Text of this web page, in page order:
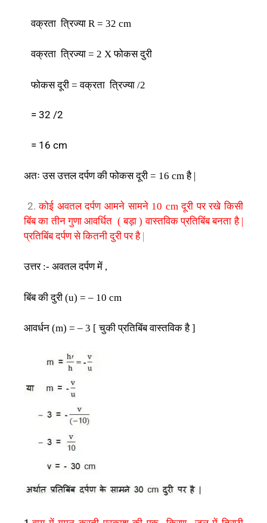
वक्रता त्रिज्या R = 32 cm
वक्रता त्रिज्या = 2 Xफोकसदुरी
फोकसदूरी =वक्रता त्रिज्या /2
= 32 /2
= 16 cm
अतः उसउत्तलदर्पणकीफोकसदूरी = 16 cmहै|
2.कोई अवतल दर्पण आमने सामने10 cmदूरी पर रखे किसी
बिंब का तीन गुणा आवर्धित (बड़ा )वास्तविक प्रतिबिंब बनता है|
प्रतिबिंब दर्पण से कितनी दुरी पर है |
उत्तर:- अवतलदर्पणमें ,
बिंबकीदुरी (u) = – 10 cm
आवर्धन (m) = – 3 [चुकीप्रतिबिंबवास्तविकहै]